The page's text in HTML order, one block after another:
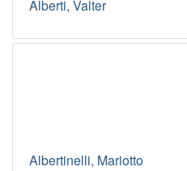
Alberti, Valter
Albertinelli, Mariotto